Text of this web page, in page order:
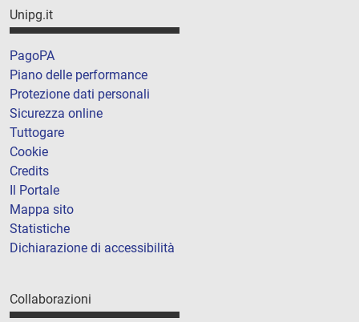
Unipg.it
PagoPA
Piano delle performance
Protezione dati personali
Sicurezza online
Tuttogare
Cookie
Credits
Il Portale
Mappa sito
Statistiche
Dichiarazione di accessibilità
Collaborazioni